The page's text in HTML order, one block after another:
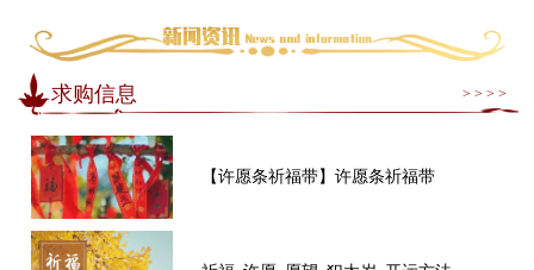
求购信息 > > > >
【许愿条祈福带】许愿条祈福带